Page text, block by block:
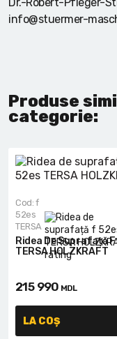
info@stuermer-
Produse
categorie:
Cod: f
52es
TERSA
Ridea De Suprafață F
TERSA HOLZKRAFT
215 990 MDL
LA COȘ